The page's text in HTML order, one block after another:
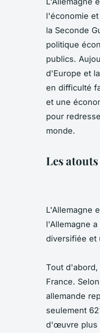
l'économie
la Seconde
politique
publics.
d'Europe et
en difficulté
et une
pour
monde.
Les
L'Allemagne
l'Allemagne
diversifiée et
Tout
France.
allemande
seulement
d'œuvre plus